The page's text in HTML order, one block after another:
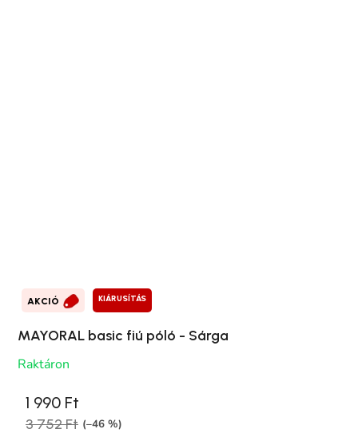
AKCIÓ KIÁRUSÍTÁS
MAYORAL basic fiú póló - Sárga
Raktáron
1 990 Ft
3 752 Ft (–46 %)